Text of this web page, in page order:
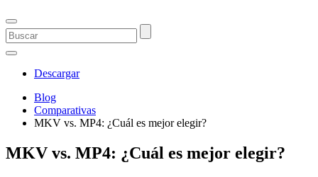
Descargar
Blog
Comparativas
MKV vs. MP4: ¿Cuál es mejor elegir?
MKV vs. MP4: ¿Cuál es mejor elegir?